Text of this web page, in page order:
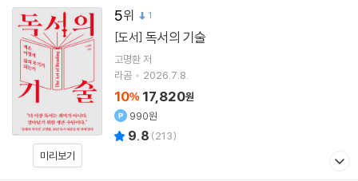
5 1
미리보기
[도서] 독서의 기술
고명환저
라곰
2026.7.8.
10% 17,820원
990원
9.8 (213)